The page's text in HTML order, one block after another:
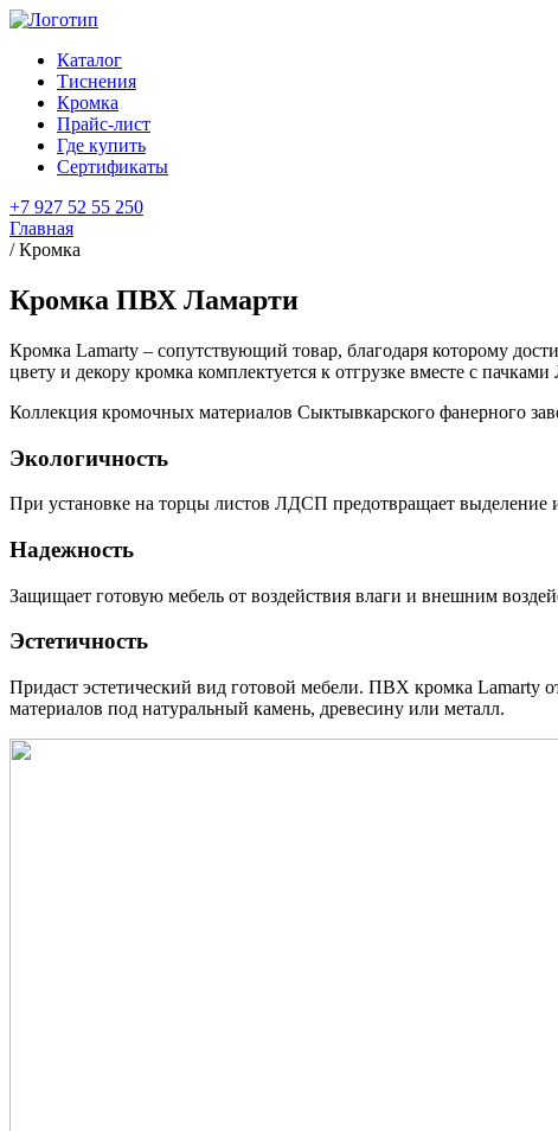
Каталог
Тиснения
Кромка
Прайс-лист
Где купить
Сертификаты
+7 927 52 55 250
Главная
/ Кромка
Кромка ПВХ Ламарти
Кромка Lamarty – сопутствующий товар, благодаря которому
цвету и декору кромка комплектуется к отгрузке вместе с
Коллекция кромочных материалов Сыктывкарского фанерного
Экологичность
При установке на торцы листов ЛДСП предотвращает выделение
Надежность
Защищает готовую мебель от воздействия влаги и внешним
Эстетичность
Придаст эстетический вид готовой мебели. ПВХ кромка
материалов под натуральный камень, древесину или металл.